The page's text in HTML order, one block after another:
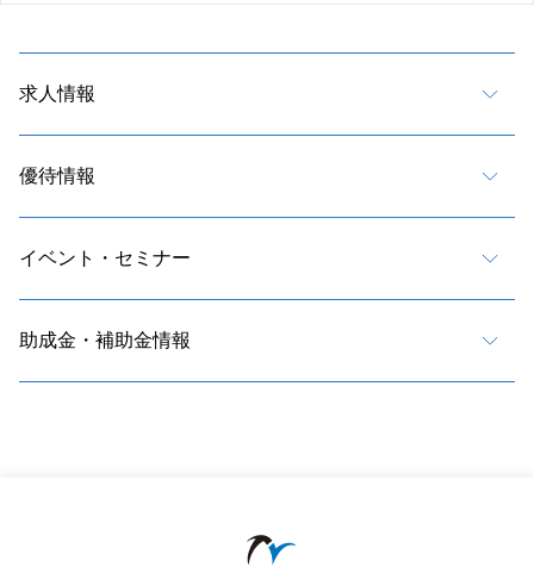
求人情報
優待情報
イベント・セミナー
助成金・補助金情報